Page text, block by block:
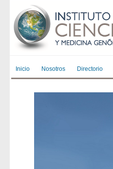
Inicio Nosotros Directorio